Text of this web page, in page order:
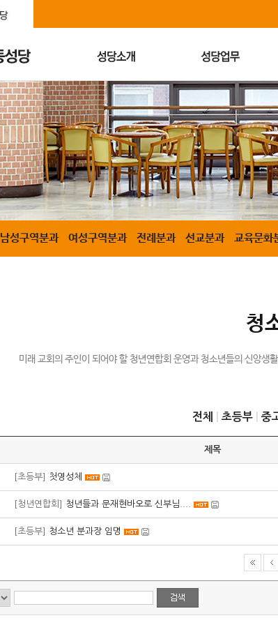
남성구역분과 여성구역분과 전례분과 선교분과 교육문화
청
미래 교회의 주인이 되어야 할 청년연합회 운영과 청소년들의 신앙
전체 초등부 중
제목
[초등부] 첫영성체
[청년연합회] 청년들과 문재현바오로 신부님....
[초등부] 청소년 분과장 임명